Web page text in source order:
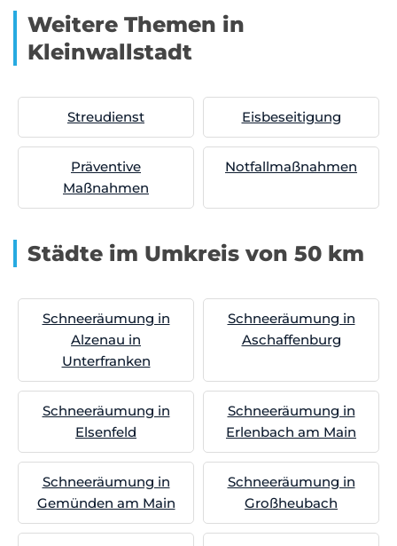
Weitere Themen in
Kleinwallstadt
Streudienst Eisbeseitigung
Präventive
Maßnahmen
Notfallmaßnahmen
Städte im Umkreis von 50 km
Schneeräumung in
Alzenau in
Unterfranken
Schneeräumung in
Aschaffenburg
Schneeräumung in
Elsenfeld
Schneeräumung in
Erlenbach am Main
Schneeräumung in
Gemünden am Main
Schneeräumung in
Großheubach